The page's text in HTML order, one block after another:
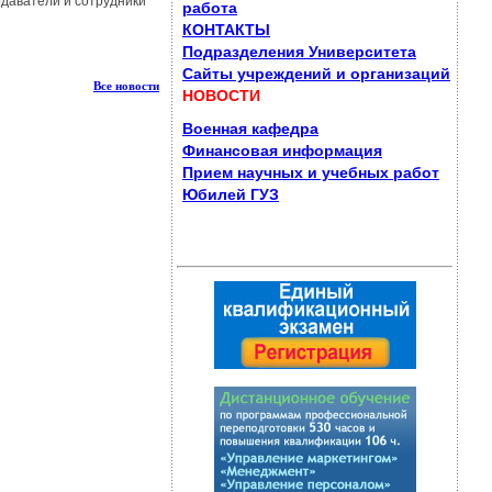
Все новости
работа
КОНТАКТЫ
Подразделения Университета
Сайты учреждений и организаций
НОВОСТИ
Военная кафедра
Финансовая информация
Прием научных и учебных работ
Юбилей ГУЗ